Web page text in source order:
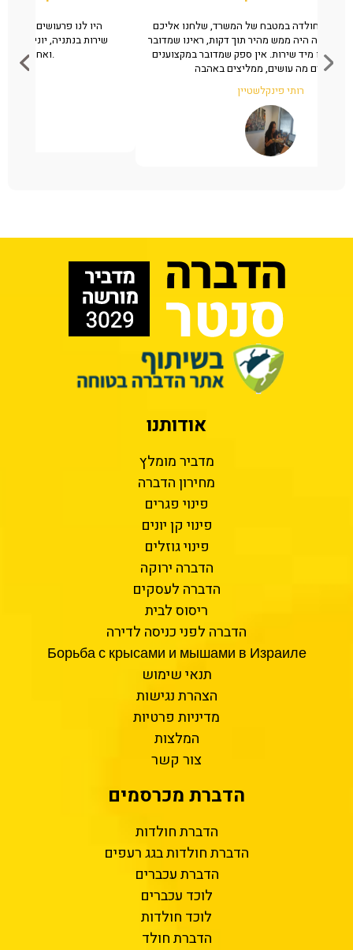
מצאנו גללים של חולדה במטבח של המשרד, שלחנו אליכם
ווצאפ לזיהוי המענה היה ממש מהיר תוך דקות, ראינו שמדובר
במקצוענים והזמנו מיד שירות. אין ספק שמדובר במקצוענים
שיודעים מה עושים, ממליצים באהבה.
אודותנו
מדביר מומלץ
מחירון הדברה
פינוי פגרים
פינוי קן יונים
פינוי גוזלים
הדברה ירוקה
הדברה לעסקים
ריסוס לבית
הדברה לפני כניסה לדירה
Борьба с крысами и мышами в Израиле
תנאי שימוש
הצהרת נגישות
מדיניות פרטיות
המלצות
צור קשר
הדברת מכרסמים
הדברת חולדות
הדברת חולדות בגג רעפים
הדברת עכברים
לוכד עכברים
לוכד חולדות
הדברת חולד